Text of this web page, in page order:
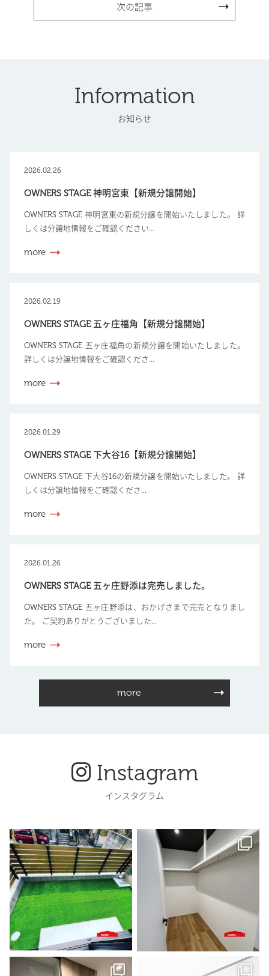
次の記事
Information
お知らせ
2026.02.26
OWNERS STAGE 神明宮東【新規分譲開始】
OWNERS STAGE 神明宮東の新規分譲を開始いたしました。 詳
しくは分譲地情報をご確認ください...
more
2026.02.19
OWNERS STAGE 五ヶ庄福角【新規分譲開始】
OWNERS STAGE 五ヶ庄福角の新規分譲を開始いたしました。
詳しくは分譲地情報をご確認くださ...
more
2026.01.29
OWNERS STAGE 下大谷16【新規分譲開始】
OWNERS STAGE 下大谷16の新規分譲を開始いたしました。 詳
しくは分譲地情報をご確認くださ...
more
2026.01.26
OWNERS STAGE 五ヶ庄野添は完売しました。
OWNERS STAGE 五ヶ庄野添は、おかげさまで完売となりまし
た。 ご契約ありがとうございました...
more
more
Instagram
インスタグラム